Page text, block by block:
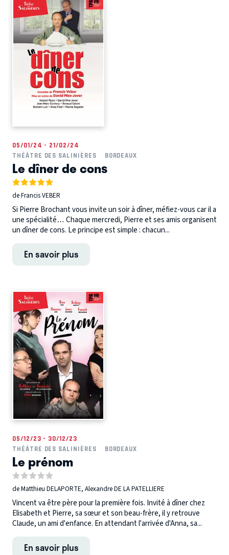
05/01/24 - 21/02/24
THÉÂTRE DES SALINIÈRES
BORDEAUX
Le dîner de cons
de Francis VEBER
Si Pierre Brochant vous invite un soir à dîner, méfiez-vous car il a
une spécialité… Chaque mercredi, Pierre et ses amis organisent
un dîner de cons. Le principe est simple : chacun...
En savoir plus
05/12/23 - 30/12/23
THÉÂTRE DES SALINIÈRES
BORDEAUX
Le prénom
de Matthieu DELAPORTE, Alexandre DE LA PATELLIERE
Vincent va être père pour la première fois. Invité à dîner chez
Elisabeth et Pierre, sa sœur et son beau-frère, il y retrouve
Claude, un ami d'enfance. En attendant l'arrivée d'Anna, sa...
En savoir plus